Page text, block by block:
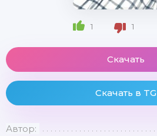
1 1
Скачать
Скачать в TG
Автор: